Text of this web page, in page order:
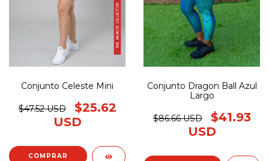
Conjunto Celeste Mini
$47.52 USD
$25.62
USD
COMPRAR
Conjunto Dragon Ball Azul
Largo
$86.66 USD
$41.93
USD